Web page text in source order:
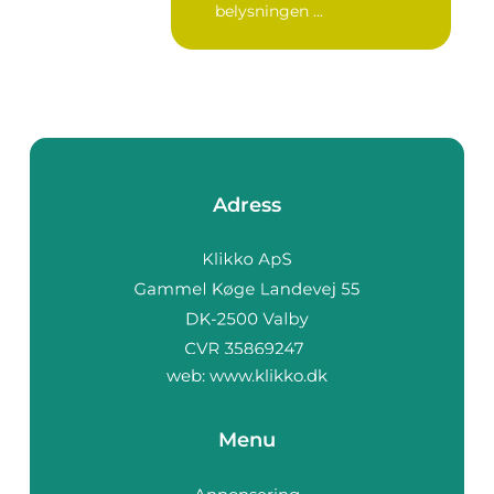
belysningen ...
Adress
web: www.klikko.dk
Menu